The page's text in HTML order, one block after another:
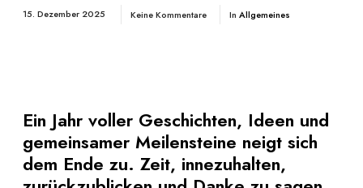
15. Dezember 2025 Keine Kommentare In Allgemeines
Ein Jahr voller Geschichten, Ideen und
gemeinsamer Meilensteine neigt sich
dem Ende zu. Zeit, innezuhalten,